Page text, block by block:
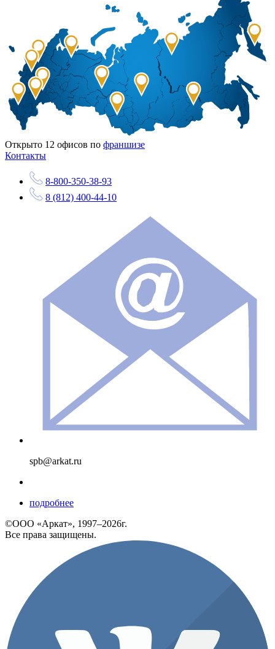
Открыто 12 офисов по франшизе
Контакты
8-800-350-38-93
8 (812) 400-44-10
spb@arkat.ru
подробнее
©ООО «Аркат», 1997–2026г.
Все права защищены.